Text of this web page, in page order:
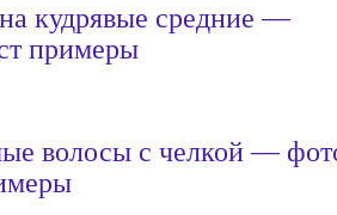
кудрявые средние —
примеры
волосы с челкой —